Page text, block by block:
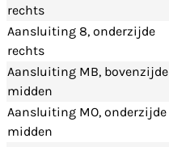
rechts
Aansluiting 8, onderzijde
rechts
Aansluiting MB, bovenzijde
midden
Aansluiting MO, onderzijde
midden